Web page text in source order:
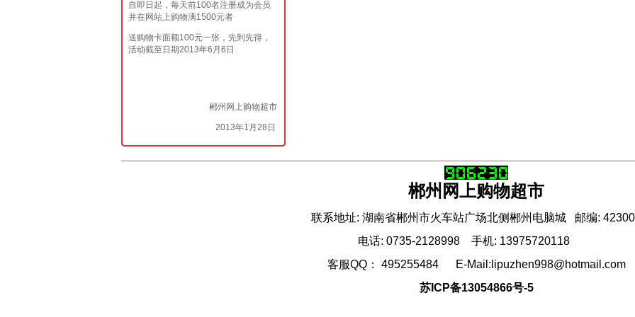
自即日起，每天前100名注册成为会员
并在网站上购物满1500元者
送购物卡面额100元一张，先到先得，
活动截至日期2013年6月6日
郴州网上购物超市
2013年1月28日
郴州网上购物超市
联系地址: 湖南省郴州市火车站广场北侧郴州电脑城 邮编:
电话: 0735-2128998 手机: 13975720118
客服QQ： 495255484 E-Mail:lipuzhen998@hotmail.com
苏ICP备13054866号-5